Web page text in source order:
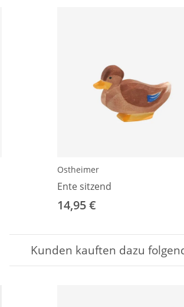
Ostheimer
Ente sitzend
14,95 €
Kunden kauften dazu